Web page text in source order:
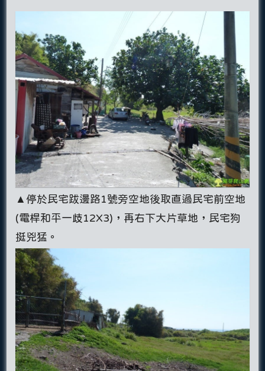
▲停於民宅跋邊路1號旁空地後取直過民宅前空地
(電桿和平一歧12X3)，再右下大片草地，民宅狗
挺兇猛。